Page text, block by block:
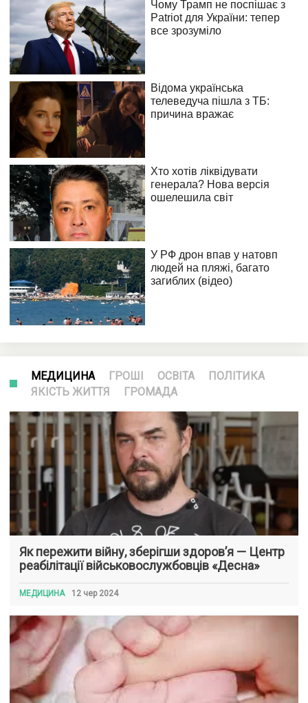
МЕДИЦИНА ГРОШІ ОСВІТА
ПОЛІТИКА
ЯКІСТЬ ЖИТТЯ
ГРОМАДА
Як пережити війну, зберігши здоров’я — Центр
реабілітації військовослужбовців «Десна»
МЕДИЦИНА 12 чер 2024